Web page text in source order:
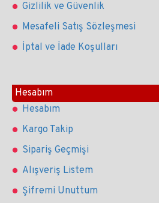
Gizlilik ve Güvenlik
Mesafeli Satış Sözleşmesi
İptal ve İade Koşulları
Hesabım
Hesabım
Kargo Takip
Sipariş Geçmişi
Alışveriş Listem
Şifremi Unuttum